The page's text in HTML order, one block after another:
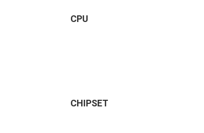
CPU
CHIPSET